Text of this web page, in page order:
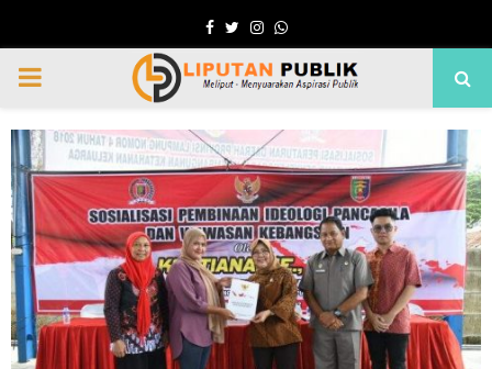
Facebook
TwitterInstagram
Whatsapp
PRIMARY
MENU